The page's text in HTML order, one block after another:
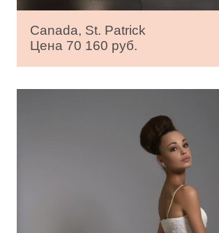
Canada, St. Patrick
Цена 70 160 руб.